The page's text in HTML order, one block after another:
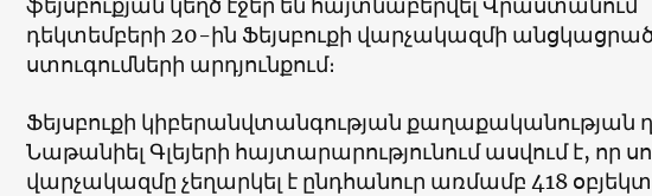
դեկտեմբերի 20-ին Ֆեյսբուքի վարչակազմի անցկացրած
ստուգումների արդյունքում։
Ֆեյսբուքի կիբերանվտանգության քաղաքականության
Նաթանիել Գլեյերի հայտարարությունում ասվում է, որ
վարչակազմը չեղարկել է ընդհանուր առմամբ 418